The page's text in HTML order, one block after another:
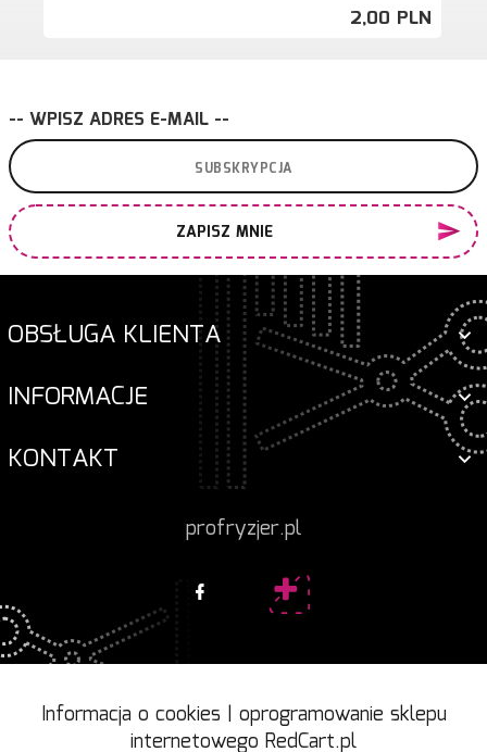
2,00 PLN
-- WPISZ ADRES E-MAIL --
ZAPISZ MNIE
OBSŁUGA KLIENTA
INFORMACJE
KONTAKT
profryzjer.pl
Informacja o cookies | oprogramowanie sklepu
internetowego RedCart.pl